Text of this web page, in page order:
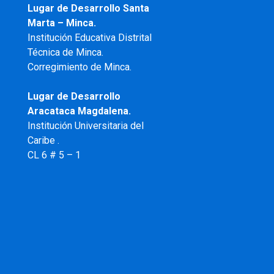
Lugar de Desarrollo Santa
Marta – Minca.
Institución Educativa Distrital
Técnica de Minca.
Corregimiento de Minca.
Lugar de Desarrollo
Aracataca Magdalena.
Institución Universitaria del
Caribe .
CL 6 # 5 – 1